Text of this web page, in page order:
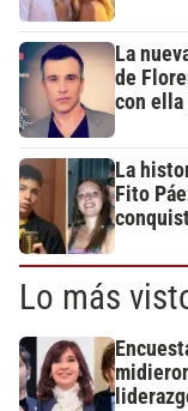
La
de
con ella
La
Fito
Lo más